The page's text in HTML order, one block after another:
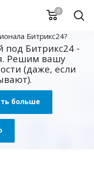
0
Битрикс24?
под Битрикс24 -
Решим вашу
(даже, если
больше